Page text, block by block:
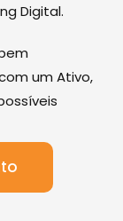
Digital.
um Ativo,